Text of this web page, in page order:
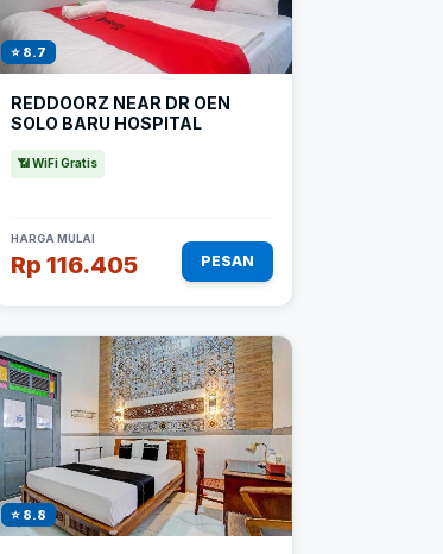
⭐ 8.7
REDDOORZ NEAR DR OEN
SOLO BARU HOSPITAL
📶 WiFi Gratis
HARGA MULAI
Rp 116.405 PESAN
⭐ 8.8